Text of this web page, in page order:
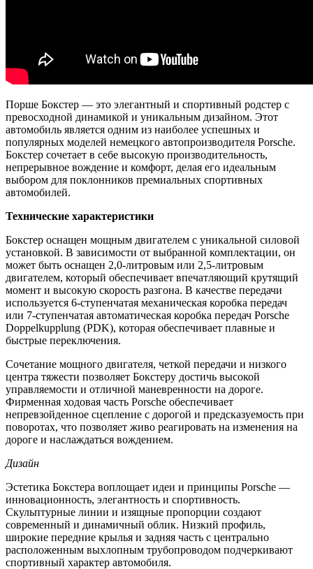
Порше Бокстер — это элегантный и спортивный родстер с
превосходной динамикой и уникальным дизайном. Этот
автомобиль является одним из наиболее успешных и
популярных моделей немецкого автопроизводителя Porsche.
Бокстер сочетает в себе высокую производительность,
непрерывное вождение и комфорт, делая его идеальным
выбором для поклонников премиальных спортивных
автомобилей.
Технические характеристики
Бокстер оснащен мощным двигателем с уникальной силовой
установкой. В зависимости от выбранной комплектации, он
может быть оснащен 2,0-литровым или 2,5-литровым
двигателем, который обеспечивает впечатляющий крутящий
момент и высокую скорость разгона. В качестве передачи
используется 6-ступенчатая механическая коробка передач
или 7-ступенчатая автоматическая коробка передач Porsche
Doppelkupplung (PDK), которая обеспечивает плавные и
быстрые переключения.
Сочетание мощного двигателя, четкой передачи и низкого
центра тяжести позволяет Бокстеру достичь высокой
управляемости и отличной маневренности на дороге.
Фирменная ходовая часть Porsche обеспечивает
непревзойденное сцепление с дорогой и предсказуемость при
поворотах, что позволяет живо реагировать на изменения на
дороге и наслаждаться вождением.
Дизайн
Эстетика Бокстера воплощает идеи и принципы Porsche —
инновационность, элегантность и спортивность.
Скульптурные линии и изящные пропорции создают
современный и динамичный облик. Низкий профиль,
широкие передние крылья и задняя часть с центрально
расположенным выхлопным трубопроводом подчеркивают
спортивный характер автомобиля.